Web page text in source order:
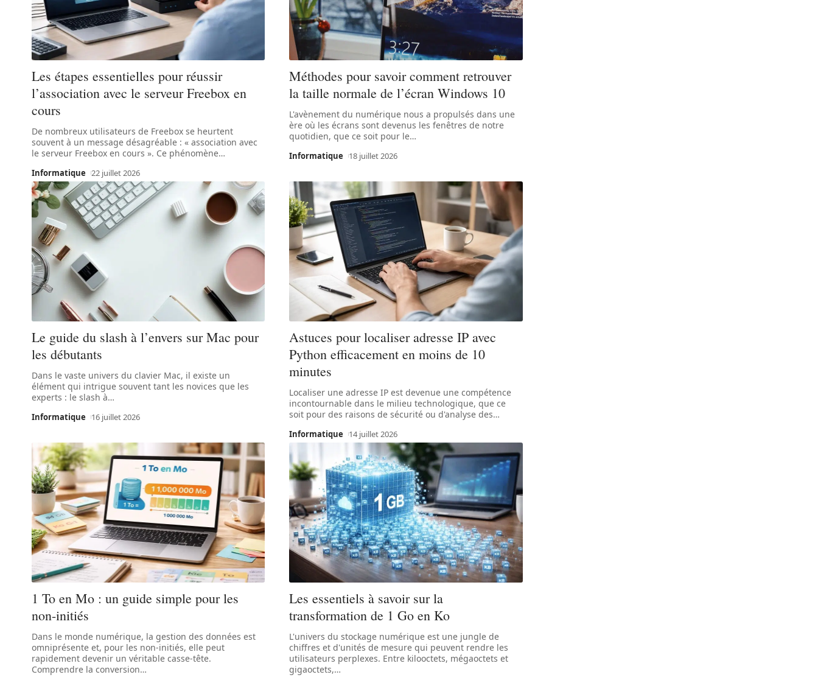
Les étapes essentielles pour réussir
l’association avec le serveur Freebox en
cours
De nombreux utilisateurs de Freebox se heurtent
souvent à un message désagréable : « association avec
le serveur Freebox en cours ». Ce phénomène…
Informatique 22 juillet 2026
Méthodes pour savoir comment retrouver
la taille normale de l’écran Windows 10
L'avènement du numérique nous a propulsés dans une
ère où les écrans sont devenus les fenêtres de notre
quotidien, que ce soit pour le…
Informatique 18 juillet 2026
Le guide du slash à l’envers sur Mac pour
les débutants
Dans le vaste univers du clavier Mac, il existe un
élément qui intrigue souvent tant les novices que les
experts : le slash à…
Informatique 16 juillet 2026
Astuces pour localiser adresse IP avec
Python efficacement en moins de 10
minutes
Localiser une adresse IP est devenue une compétence
incontournable dans le milieu technologique, que ce
soit pour des raisons de sécurité ou d'analyse des…
Informatique 14 juillet 2026
1 To en Mo : un guide simple pour les
non-initiés
Dans le monde numérique, la gestion des données est
omniprésente et, pour les non-initiés, elle peut
rapidement devenir un véritable casse-tête.
Comprendre la conversion…
Les essentiels à savoir sur la
transformation de 1 Go en Ko
L'univers du stockage numérique est une jungle de
chiffres et d'unités de mesure qui peuvent rendre les
utilisateurs perplexes. Entre kilooctets, mégaoctets et
gigaoctets,…